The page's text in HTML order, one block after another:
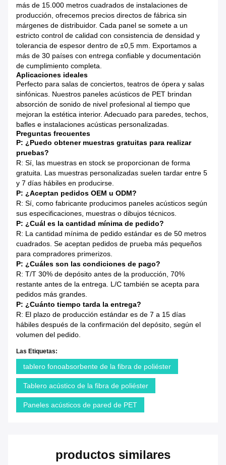
más de 15.000 metros cuadrados de instalaciones de
producción, ofrecemos precios directos de fábrica sin
márgenes de distribuidor. Cada panel se somete a un
estricto control de calidad con consistencia de densidad y
tolerancia de espesor dentro de ±0,5 mm. Exportamos a
más de 30 países con entrega confiable y documentación
de cumplimiento completa.
Aplicaciones ideales
Perfecto para salas de conciertos, teatros de ópera y salas
sinfónicas. Nuestros paneles acústicos de PET brindan
absorción de sonido de nivel profesional al tiempo que
mejoran la estética interior. Adecuado para paredes, techos,
bafles e instalaciones acústicas personalizadas.
Preguntas frecuentes
P: ¿Puedo obtener muestras gratuitas para realizar
pruebas?
R: Sí, las muestras en stock se proporcionan de forma
gratuita. Las muestras personalizadas suelen tardar entre 5
y 7 días hábiles en producirse.
P: ¿Aceptan pedidos OEM u ODM?
R: Sí, como fabricante producimos paneles acústicos según
sus especificaciones, muestras o dibujos técnicos.
P: ¿Cuál es la cantidad mínima de pedido?
R: La cantidad mínima de pedido estándar es de 50 metros
cuadrados. Se aceptan pedidos de prueba más pequeños
para compradores primerizos.
P: ¿Cuáles son las condiciones de pago?
R: T/T 30% de depósito antes de la producción, 70%
restante antes de la entrega. L/C también se acepta para
pedidos más grandes.
P: ¿Cuánto tiempo tarda la entrega?
R: El plazo de producción estándar es de 7 a 15 días
hábiles después de la confirmación del depósito, según el
volumen del pedido.
Las Etiquetas:
tablero fonoabsorbente de la fibra de poliéster
Tablero acústico de la fibra de poliéster
Paneles acústicos de pared de PET
productos similares